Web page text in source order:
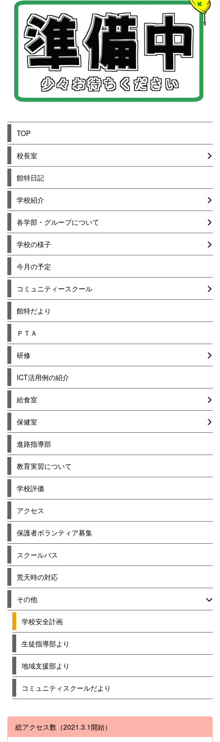
TOP
校長室
館特日記
学校紹介
各学部・グループについて
学校の様子
今月の予定
コミュニティースクール
館特だより
ＰＴＡ
研修
ICT活用例の紹介
給食室
保健室
進路指導部
教育実習について
学校評価
アクセス
保護者ボランティア募集
スクールバス
荒天時の対応
その他
学校安全計画
生徒指導部より
地域支援部より
コミュニティスクールだより
総アクセス数（2021.3.1開始）